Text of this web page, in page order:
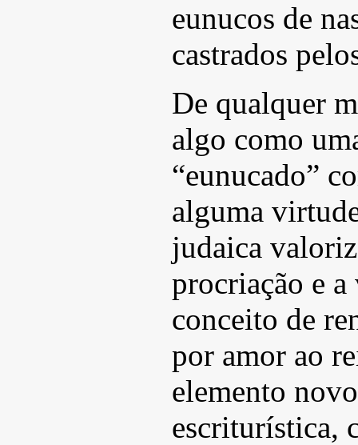
eunucos de
castrados
De qualquer
algo como
“eunucado”
alguma
judaica
procriação e
conceito de
por amor ao
elemento
escriturística,